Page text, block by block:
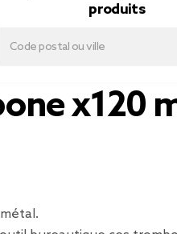
produits
x120